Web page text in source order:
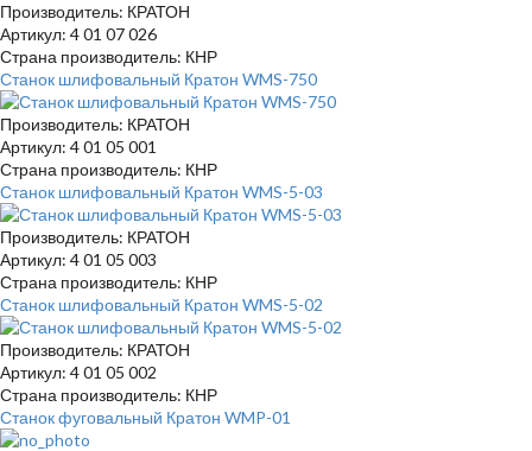
Производитель: КРАТОН
Артикул: 4 01 07 026
Страна производитель: КНР
Станок шлифовальный Кратон WMS-750
Производитель: КРАТОН
Артикул: 4 01 05 001
Страна производитель: КНР
Станок шлифовальный Кратон WMS-5-03
Производитель: КРАТОН
Артикул: 4 01 05 003
Страна производитель: КНР
Станок шлифовальный Кратон WMS-5-02
Производитель: КРАТОН
Артикул: 4 01 05 002
Страна производитель: КНР
Станок фуговальный Кратон WMP-01